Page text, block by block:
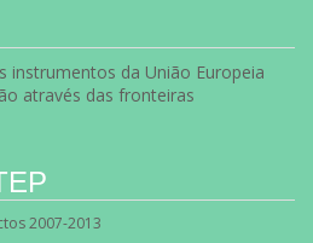
instrumentos da União Europeia
através das fronteiras
2007-2013